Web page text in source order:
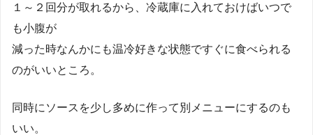
１～２回分が取れるから、冷蔵庫に入れておけばいつで
も小腹が
減った時なんかにも温冷好きな状態ですぐに食べられる
のがいいところ。
同時にソースを少し多めに作って別メニューにするのも
いい。